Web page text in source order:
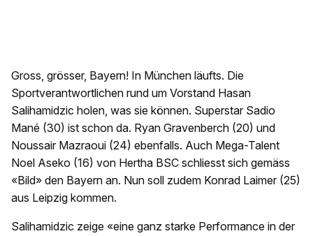
Gross, grösser, Bayern! In München läufts. Die
Sportverantwortlichen rund um Vorstand Hasan
Salihamidzic holen, was sie können. Superstar Sadio
Mané (30) ist schon da. Ryan Gravenberch (20) und
Noussair Mazraoui (24) ebenfalls. Auch Mega-Talent
Noel Aseko (16) von Hertha BSC schliesst sich gemäss
«Bild» den Bayern an. Nun soll zudem Konrad Laimer (25)
aus Leipzig kommen.
Salihamidzic zeige «eine ganz starke Performance in der